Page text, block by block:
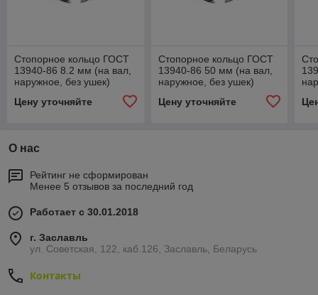
Стопорное кольцо ГОСТ
13940-86 8.2 мм (на вал,
наружное, без ушек)
Цену уточняйте
Стопорное кольцо ГОСТ
13940-86 50 мм (на вал,
наружное, без ушек)
Цену уточняйте
О нас
Рейтинг не сформирован
Менее 5 отзывов за последний год
Работает с 30.01.2018
г. Заславль
ул. Советская, 122, каб.126, Заславль, Беларусь
Контакты